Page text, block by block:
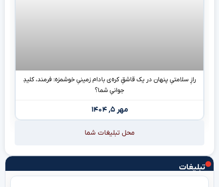
تبلیغات
رازِ سلامتیِ پنهان در یک قاشقِ کره‌ی بادام زمینیِ خوشمزه: فرمند، کلیدِ
جوانیِ شما؟
مهر ۵, ۱۴۰۴
محل تبلیغات شما